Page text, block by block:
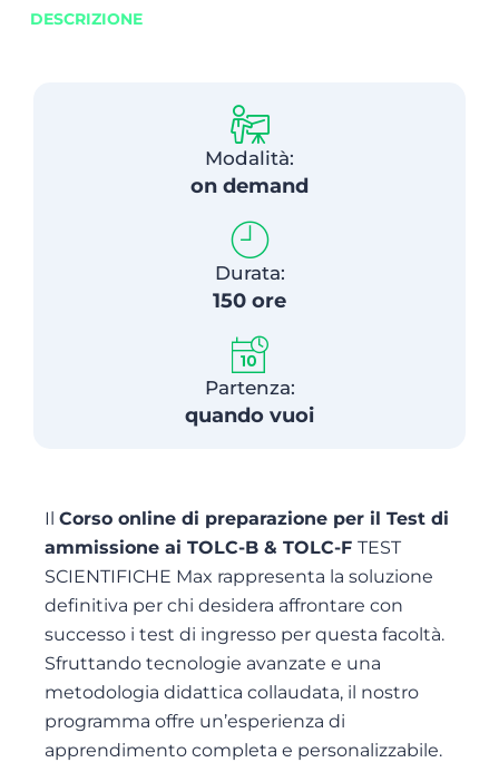
DESCRIZIONE
Modalità:
on demand
Durata:
150 ore
Partenza:
quando vuoi
Il Corso online di preparazione per il Test di
ammissione ai TOLC-B & TOLC-F TEST
SCIENTIFICHE Max rappresenta la soluzione
definitiva per chi desidera affrontare con
successo i test di ingresso per questa facoltà.
Sfruttando tecnologie avanzate e una
metodologia didattica collaudata, il nostro
programma offre un’esperienza di
apprendimento completa e personalizzabile.